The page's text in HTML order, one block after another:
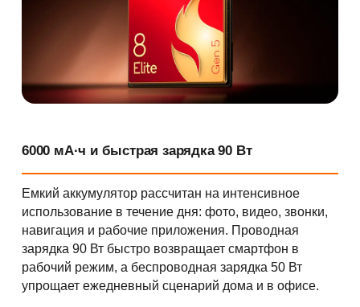
6000 мА·ч и быстрая зарядка 90 Вт
Емкий аккумулятор рассчитан на интенсивное
использование в течение дня: фото, видео, звонки,
навигация и рабочие приложения. Проводная
зарядка 90 Вт быстро возвращает смартфон в
рабочий режим, а беспроводная зарядка 50 Вт
упрощает ежедневный сценарий дома и в офисе.